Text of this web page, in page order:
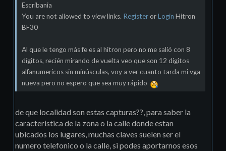
Escribania
You are not allowed to view links. RegisterorLogin Hitron
BF30
Al que le tengo más fe es al hitron pero no me salió con 8
dígitos, recién mirando de vuelta veo que son 12 digitos
alfanumericos sin minúsculas, voy a ver cuanto tarda mi vga
nueva pero no espero que sea muy rápido
de que localidad son estas capturas??, para saber la
caracteristica de la zona o la calle donde estan
ubicados los lugares, muchas claves suelen ser el
numero telefonico o la calle, si podes aportarnos esos